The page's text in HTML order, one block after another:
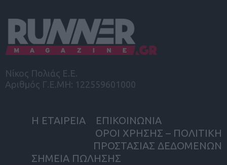
Νίκος Πολιάς Ε.Ε.
Αριθμός Γ.Ε.ΜΗ: 122559601000
Η ΕΤΑΙΡΕΙΑ
ΕΠΙΚΟΙΝΩΝΙΑ
ΟΡΟΙ ΧΡΗΣΗΣ – ΠΟΛΙΤΙΚΗ
ΠΡΟΣΤΑΣΙΑΣ ΔΕΔΟΜΕΝΩΝ
ΣΗΜΕΙΑ ΠΩΛΗΣΗΣ